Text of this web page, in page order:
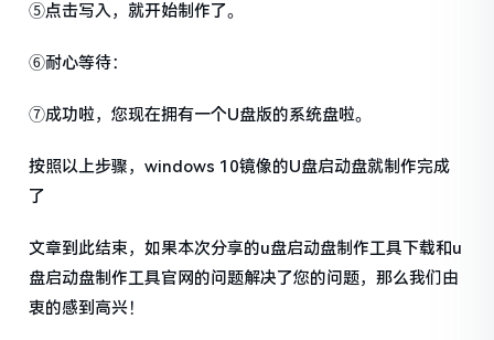
⑤点击写入，就开始制作了。
⑥耐心等待：
⑦成功啦，您现在拥有一个U盘版的系统盘啦。
按照以上步骤，windows 10镜像的U盘启动盘就制作完成
了
文章到此结束，如果本次分享的u盘启动盘制作工具下载和u
盘启动盘制作工具官网的问题解决了您的问题，那么我们由
衷的感到高兴！